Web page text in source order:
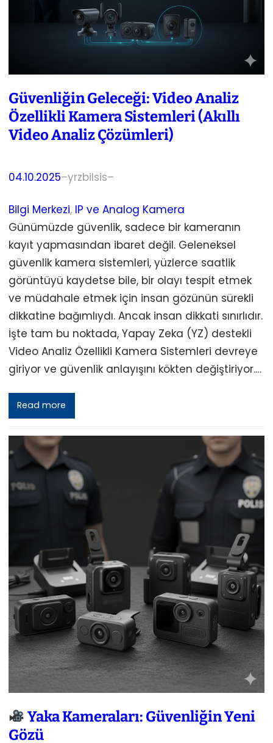
Güvenliğin Geleceği: Video Analiz
Özellikli Kamera Sistemleri (Akıllı
Video Analiz Çözümleri)
04.10.2025–yrzbilsis–
Bilgi Merkezi, IP ve Analog Kamera
Günümüzde güvenlik, sadece bir kameranın
kayıt yapmasından ibaret değil. Geleneksel
güvenlik kamera sistemleri, yüzlerce saatlik
görüntüyü kaydetse bile, bir olayı tespit etmek
ve müdahale etmek için insan gözünün sürekli
dikkatine bağımlıydı. Ancak insan dikkati sınırlıdır.
İşte tam bu noktada, Yapay Zeka (YZ) destekli
Video Analiz Özellikli Kamera Sistemleri devreye
giriyor ve güvenlik anlayışını kökten değiştiriyor.…
Read more
Yaka Kameraları: Güvenliğin Yeni
Gözü